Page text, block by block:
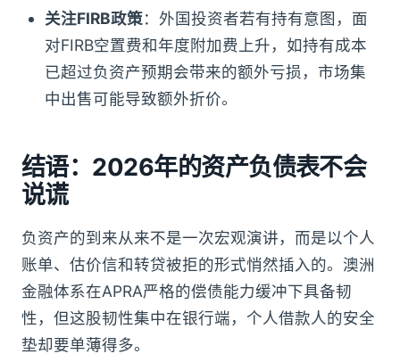
关注FIRB政策：外国投资者若有持有意图，面
对FIRB空置费和年度附加费上升，如持有成本
已超过负资产预期会带来的额外亏损，市场集
中出售可能导致额外折价。
结语：2026年的资产负债表不会
说谎
负资产的到来从来不是一次宏观演讲，而是以个人
账单、估价信和转贷被拒的形式悄然插入的。澳洲
金融体系在APRA严格的偿债能力缓冲下具备韧
性，但这股韧性集中在银行端，个人借款人的安全
垫却要单薄得多。